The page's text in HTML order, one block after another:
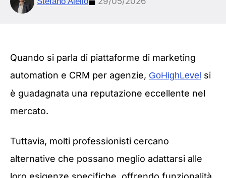
Quando si parla di piattaforme di marketing
automation e CRM per agenzie, GoHighLevel si
è guadagnata una reputazione eccellente nel
mercato.
Tuttavia, molti professionisti cercano
alternative che possano meglio adattarsi alle